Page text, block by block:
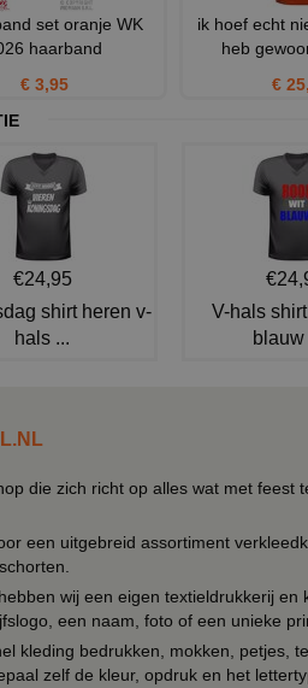
set oranje WK
haarband
€ 3,95
ik hoef echt
heb
€
€24,95
shirt heren v-
hals ...
V-hals
blauw
die zich richt op alles wat met feest
een uitgebreid assortiment
wij een eigen textieldrukkerij
een naam, foto of een unieke
kleding bedrukken, mokken, petjes,
zelf de kleur, opdruk en het